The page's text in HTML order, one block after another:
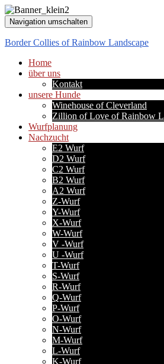
Navigation umschalten
Border Collies of Rainbow Landscape
Home
über uns
Kontakt
unsere Hunde
Winehouse of Cleverland
Zillion of Love of Rainbow
Wurfplanung
Nachzucht
E2 Wurf
D2 Wurf
C2 Wurf
B2 Wurf
A2 Wurf
Z-Wurf
Y-Wurf
X-Wurf
W-Wurf
V -Wurf
U -Wurf
T-Wurf
S-Wurf
R-Wurf
Q-Wurf
P-Wurf
O-Wurf
N-Wurf
M-Wurf
L-Wurf
K-Wurf